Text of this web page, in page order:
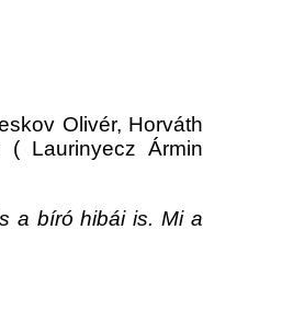
Olivér, Horváth
( Laurinyecz Ármin
a bíró hibái is. Mi a